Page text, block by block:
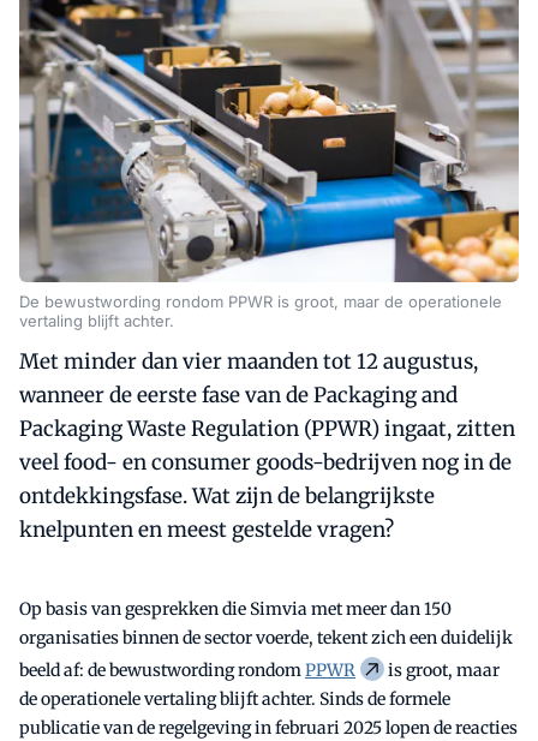
De bewustwording rondom PPWR is groot, maar de operationele
vertaling blijft achter.
Met minder dan vier maanden tot 12 augustus,
wanneer de eerste fase van de Packaging and
Packaging Waste Regulation (PPWR) ingaat, zitten
veel food- en consumer goods-bedrijven nog in de
ontdekkingsfase. Wat zijn de belangrijkste
knelpunten en meest gestelde vragen?
Op basis van gesprekken die Simvia met meer dan 150
organisaties binnen de sector voerde, tekent zich een duidelijk
beeld af: de bewustwording rondomPPWR
is groot, maar
de operationele vertaling blijft achter. Sinds de formele
publicatie van de regelgeving in februari 2025 lopen de reacties